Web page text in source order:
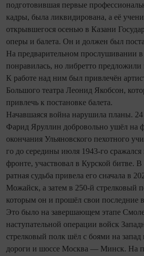
подготовившая первые
кадры, была ликвидирована, а её
открывшегося осенью в Казани
оперы и балета. Он и должен был
На предварительном прослушивании в
понравилась, но либретто предложили
К работе над ним был привлечён
Большого театра Леонид Якобсон,
привлечь к постановке балета.
Начавшаяся война нарушила планы.
Фарид Яруллин добровольно ушёл на
окончания Ульяновского пехотного
го до середины июля 1943-го
фронте, участвовал в Курской битве. В
ратная судьба привела его сначала в
Можайск, а затем в 250-й стрелковый
которым он и прошёл свои последние
Это было на завершающем этапе
наступательной операции войск
стрелковый полк шёл с боями на запад
дороги и шоссе Москва — Минск. На